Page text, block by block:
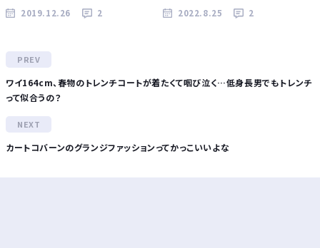
2019.12.26 2 2022.8.25 2
ワイ164cm、春物のトレンチコートが着たくて咽び泣く…低身長男でもトレンチ
って似合うの？
カートコバーンのグランジファッションってかっこいいよな